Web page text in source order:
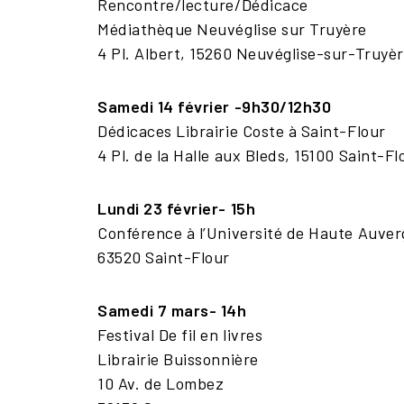
Rencontre/lecture/Dédicace
Médiathèque Neuvéglise sur Truyère
4 Pl. Albert, 15260 Neuvéglise-sur-
Samedi 14 février -9h30/12h30
Dédicaces Librairie Coste à Saint-Flour
4 Pl. de la Halle aux Bleds, 15100 Saint-
Lundi 23 février- 15h
Conférence à l’Université de Haute
63520 Saint-Flour
Samedi 7 mars- 14h
Festival De fil en livres
Librairie Buissonnière
10 Av. de Lombez